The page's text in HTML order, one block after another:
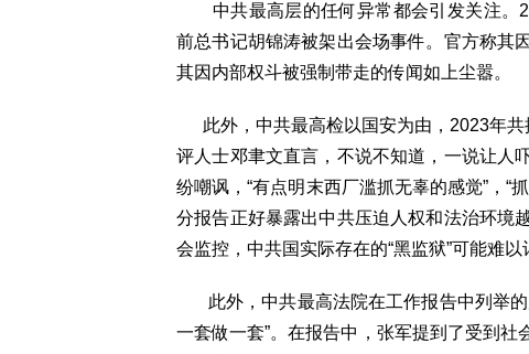
中共最高层的任何异常都会引发关注。
前总书记胡锦涛被架出会场事件。官方称其
其因内部权斗被强制带走的传闻如上尘嚣。
此外，中共最高检以国安为由，2023年共
评人士邓聿文直言，不说不知道，一说让人
纷嘲讽，“有点明末西厂滥抓无辜的感觉”，“
分报告正好暴露出中共压迫人权和法治环境
会监控，中共国实际存在的“黑监狱”可能难以
此外，中共最高法院在工作报告中列举的
一套做一套”。在报告中，张军提到了受到